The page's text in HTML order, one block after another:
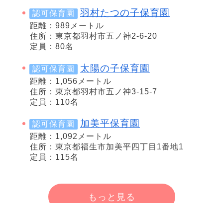
認可保育園 羽村たつの子保育園
距離：989メートル
住所：東京都羽村市五ノ神2-6-20
定員：80名
認可保育園 太陽の子保育園
距離：1,056メートル
住所：東京都羽村市五ノ神3-15-7
定員：110名
認可保育園 加美平保育園
距離：1,092メートル
住所：東京都福生市加美平四丁目1番地1
定員：115名
もっと見る